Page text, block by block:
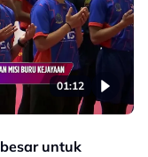
01:12
untuk